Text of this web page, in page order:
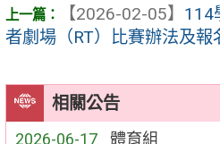
相關公告
2026-06-17 體育組
【2026-02-05】 114
者劇場（RT）比賽辦法及報